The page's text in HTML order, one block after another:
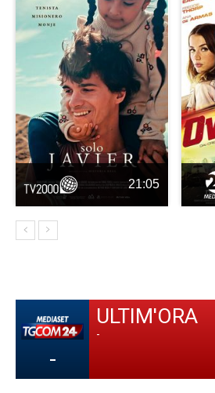
21:05
-
ULTIM'ORA
-